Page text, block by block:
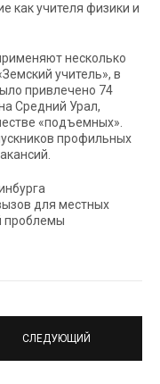
как учителя физики и
несколько
учитель», в
привлечено 74
Средний Урал,
«подъемных».
профильных
для местных
проблемы
СЛЕДУЮЩИЙ